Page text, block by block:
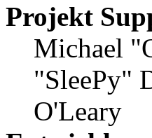
Projekt
Michael
"SleePy"
O'Leary